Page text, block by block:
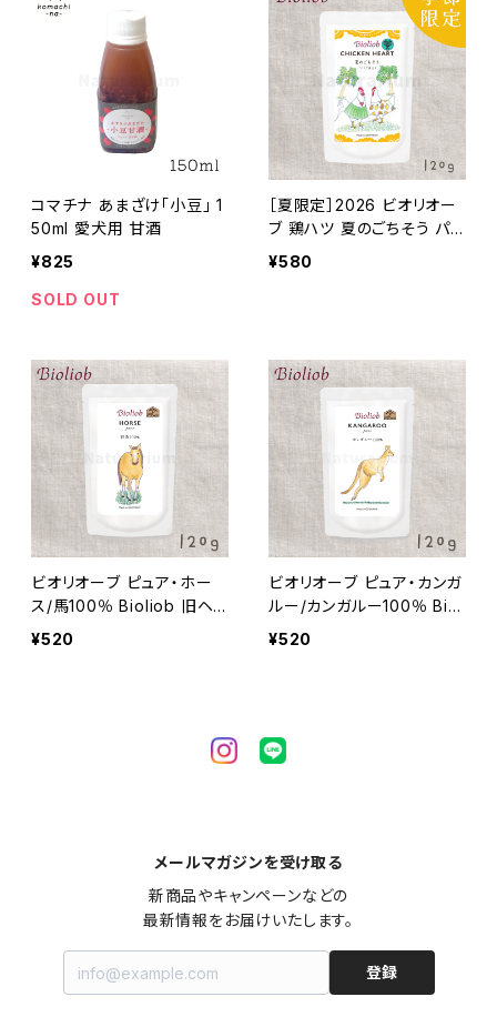
コマチナ あまざけ「小豆」 1
50ml 愛犬用 甘酒
¥825
SOLD OUT
［夏限定］2026 ビオリオー
ブ 鶏ハツ 夏のごちそう パパ
イヤ仕立て 120g Bioliob
¥580
ビオリオーブ ピュア・ホー
ス/馬100％ Bioliob 旧ヘ
ルマン
¥520
ビオリオーブ ピュア・カンガ
ルー/カンガルー100％ Biol
iob 旧ヘルマン
¥520
メールマガジンを受け取る
新商品やキャンペーンなどの
最新情報をお届けいたします。
登録